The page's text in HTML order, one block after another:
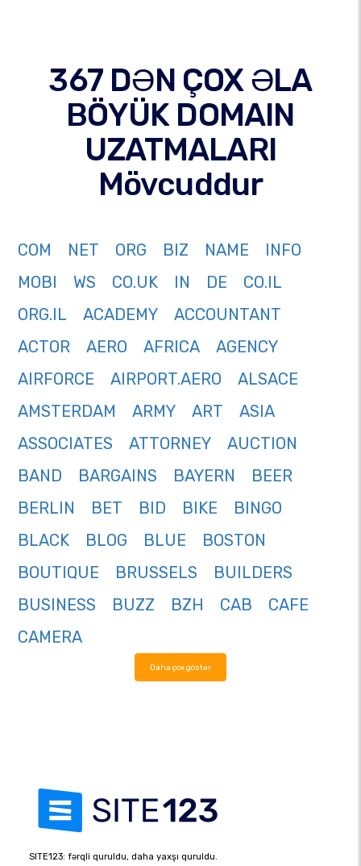
367 DƏN ÇOX ƏLA
BÖYÜK DOMAIN
UZATMALARI
Mövcuddur
COM NET ORG BIZ NAME
INFO
MOBI
WS CO.UK IN DE
CO.IL
ORG.IL
ACADEMY
ACCOUNTANT
ACTOR
AERO AFRICA
AGENCY
AIRFORCE
AIRPORT.AERO
ALSACE
AMSTERDAM
ARMY ART
ASIA
ASSOCIATES
ATTORNEY
AUCTION
BAND
BARGAINS BAYERN
BEER
BERLIN
BET BID BIKE
BINGO
BLACK
BLOG BLUE
BOSTON
BOUTIQUE
BRUSSELS
BUILDERS
BUSINESS
BUZZ BZH CAB
CAFE
CAMERA
Daha çox göstər
SITE123: fərqli quruldu, daha yaxşı quruldu.